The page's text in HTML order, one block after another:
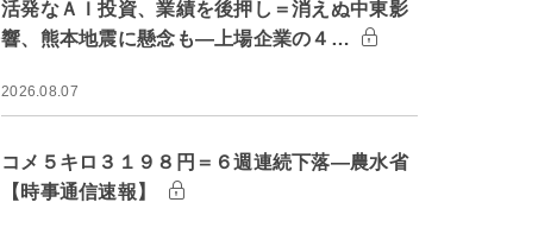
活発なＡＩ投資、業績を後押し＝消えぬ中東影
響、熊本地震に懸念も―上場企業の４…
2026.08.07
コメ５キロ３１９８円＝６週連続下落―農水省
【時事通信速報】